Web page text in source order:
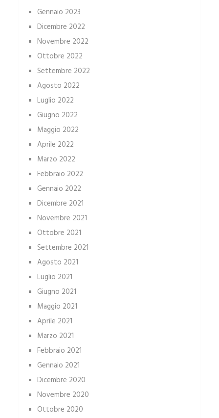
Gennaio 2023
Dicembre 2022
Novembre 2022
Ottobre 2022
Settembre 2022
Agosto 2022
Luglio 2022
Giugno 2022
Maggio 2022
Aprile 2022
Marzo 2022
Febbraio 2022
Gennaio 2022
Dicembre 2021
Novembre 2021
Ottobre 2021
Settembre 2021
Agosto 2021
Luglio 2021
Giugno 2021
Maggio 2021
Aprile 2021
Marzo 2021
Febbraio 2021
Gennaio 2021
Dicembre 2020
Novembre 2020
Ottobre 2020